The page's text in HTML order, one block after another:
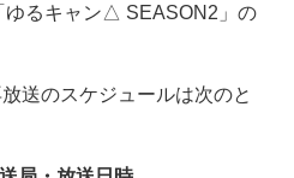
ゆるキャン△ SEASON2」の
送のスケジュールは次のと